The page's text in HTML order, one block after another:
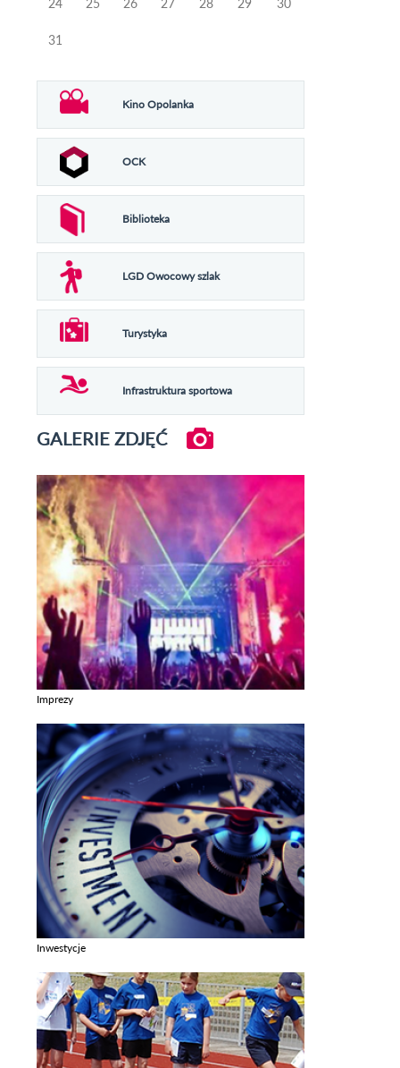
24 25 26 27 28 29 30
31
Kino Opolanka
OCK
Biblioteka
LGD Owocowy szlak
Turystyka
Infrastruktura sportowa
GALERIE ZDJĘĆ
Imprezy
Inwestycje